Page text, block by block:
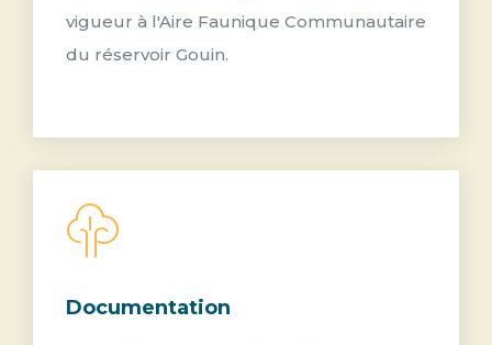
vigueur à l'Aire Faunique Communautaire
du réservoir Gouin.
Documentation